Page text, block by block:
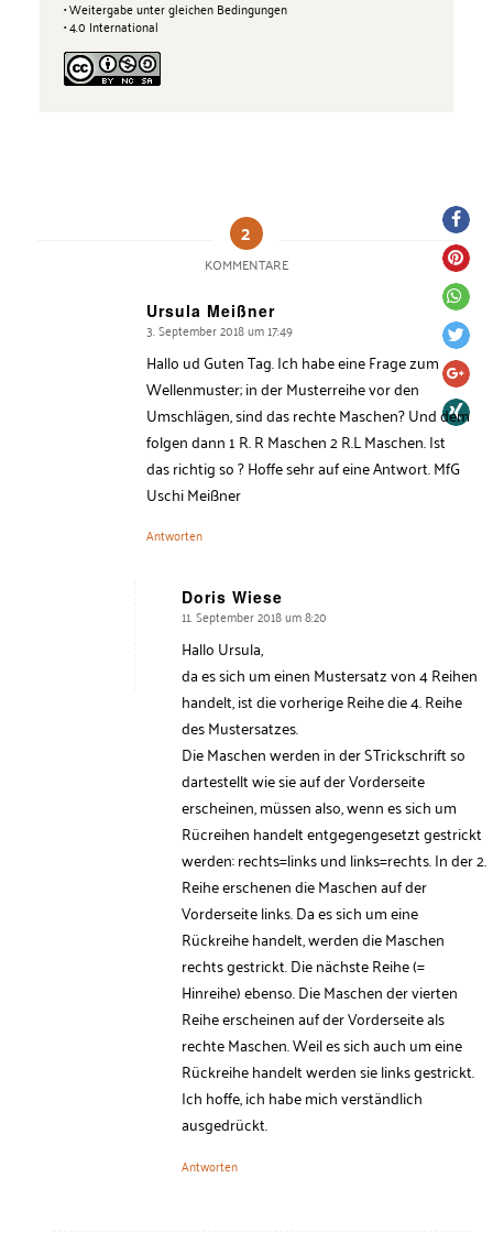
• Weitergabe unter gleichen Bedingungen
• 4.0 International
2
KOMMENTARE
Ursula Meißner
says:
3. September 2018 um 17:49
Hallo ud Guten Tag. Ich habe eine Frage zum
Wellenmuster; in der Musterreihe vor den
Umschlägen, sind das rechte Maschen? Und dem
folgen dann 1 R. R Maschen 2 R.L Maschen. Ist
das richtig so ? Hoffe sehr auf eine Antwort. MfG
Uschi Meißner
Antworten
Doris Wiese
says:
11. September 2018 um 8:20
Hallo Ursula,
da es sich um einen Mustersatz von 4 Reihen
handelt, ist die vorherige Reihe die 4. Reihe
des Mustersatzes.
Die Maschen werden in der STrickschrift so
dartestellt wie sie auf der Vorderseite
erscheinen, müssen also, wenn es sich um
Rücreihen handelt entgegengesetzt gestrickt
werden: rechts=links und links=rechts. In der 2.
Reihe erschenen die Maschen auf der
Vorderseite links. Da es sich um eine
Rückreihe handelt, werden die Maschen
rechts gestrickt. Die nächste Reihe (=
Hinreihe) ebenso. Die Maschen der vierten
Reihe erscheinen auf der Vorderseite als
rechte Maschen. Weil es sich auch um eine
Rückreihe handelt werden sie links gestrickt.
Ich hoffe, ich habe mich verständlich
ausgedrückt.
Antworten